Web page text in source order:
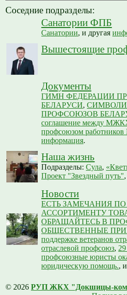
Соседние подразделы:
Санатории ФПБ
Санатории, и другая
Вышестоящие
Документы
ГИМН ФЕДЕРАЦИИ
БЕЛАРУСИ,
ПРОФСОЮЗОВ
соглашение между
профсоюзом
информация.
Наша жизнь
Подразделы:Сула,
Проект "Звездный путь"
Новости
ЕСТЬ ЗАМЕЧАНИЯ
АССОРТИМЕНТУ
ОБРАЩАЙТЕСЬ В
ОБЩЕСТВЕННЫЕ
поддержке ветеранов
отраслевой профсоюз,
профсоюзные юристы
юридическую помощь.,
© 2026РУП ЖКХ "Докшицы-